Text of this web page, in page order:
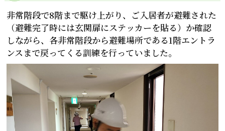
非常階段で8階まで駆け上がり、ご入居者が避難された
（避難完了時には玄関扉にステッカーを貼る）か確認
しながら、各非常階段から避難場所である1階エントラ
ンスまで戻ってくる訓練を行っていました。